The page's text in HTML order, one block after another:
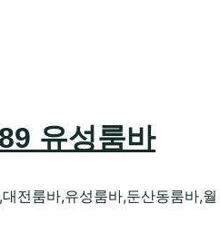
유성룸바
전룸바,유성룸바,둔산동룸바,월